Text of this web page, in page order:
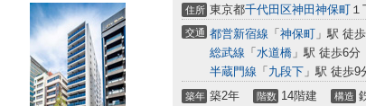
住所 東京都千代田区神田神保町
交通 都営新宿線 「 神保町 」駅 徒
総武線 「 水道橋 」駅 徒歩6分
半蔵門線 「 九段下 」駅 徒歩9
築年 築2年 階数 14階建 構造